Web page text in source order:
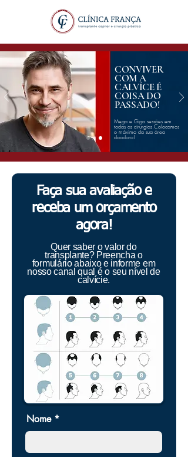
CONVIVER
COM A
CALVÍCE É
COISA DO
PASSADO!
Mega e Giga sessões em
todas as cirurgias.Colocamos
o máximo da sua área
doadora!
Faça sua avaliação e
receba um orçamento
agora!
Quer saber o valor do
transplante? Preencha o
formulário abaixo e informe em
nosso canal qual é o seu nível de
calvície.
Nome